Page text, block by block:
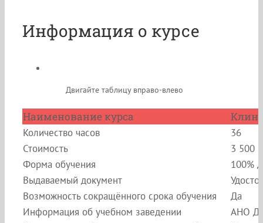
Информация о курсе
Двигайте таблицу вправо-влево
Наименование курса
Количество часов
36
Стоимость
3 500
Форма обучения
100%
Выдаваемый документ
Возможность сокращённого срока обучения
Да
Информация об учебном заведении
АНО